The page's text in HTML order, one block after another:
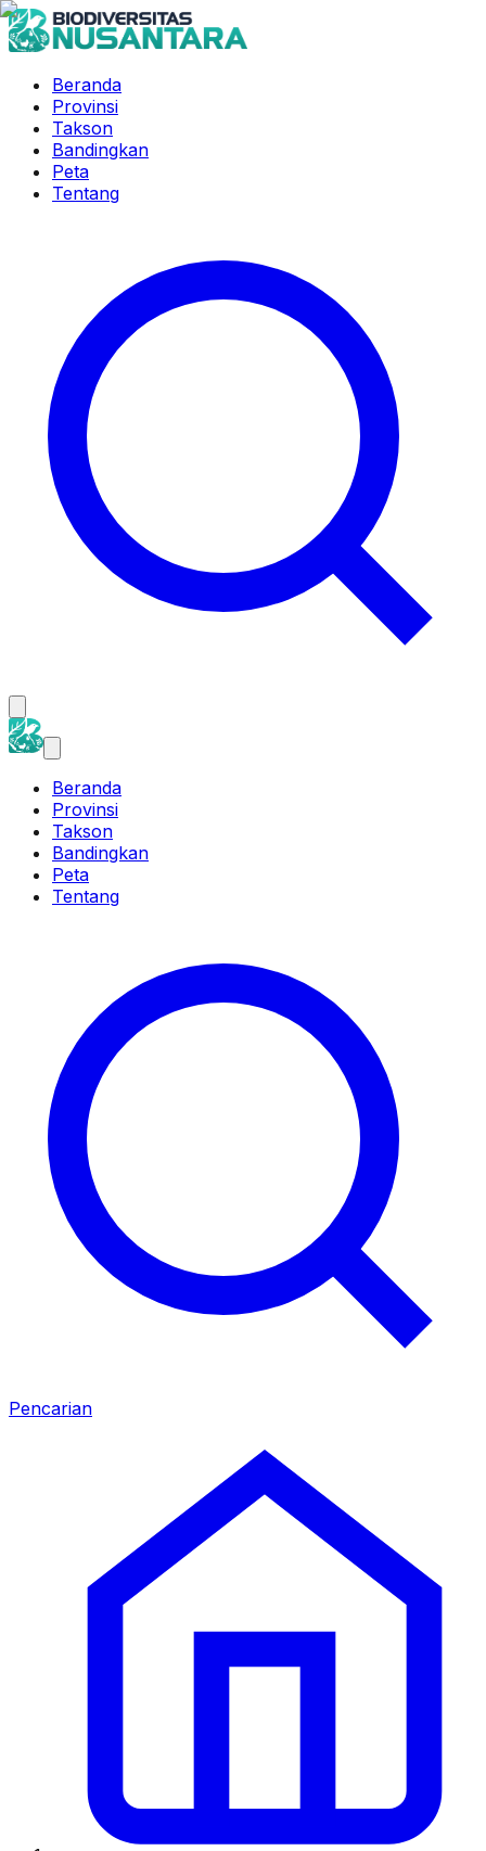
Beranda
Provinsi
Takson
Bandingkan
Peta
Tentang
Beranda
Provinsi
Takson
Bandingkan
Peta
Tentang
Pencarian